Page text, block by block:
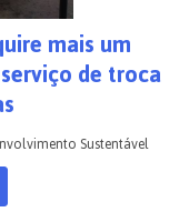
mais um
de troca
Sustentável